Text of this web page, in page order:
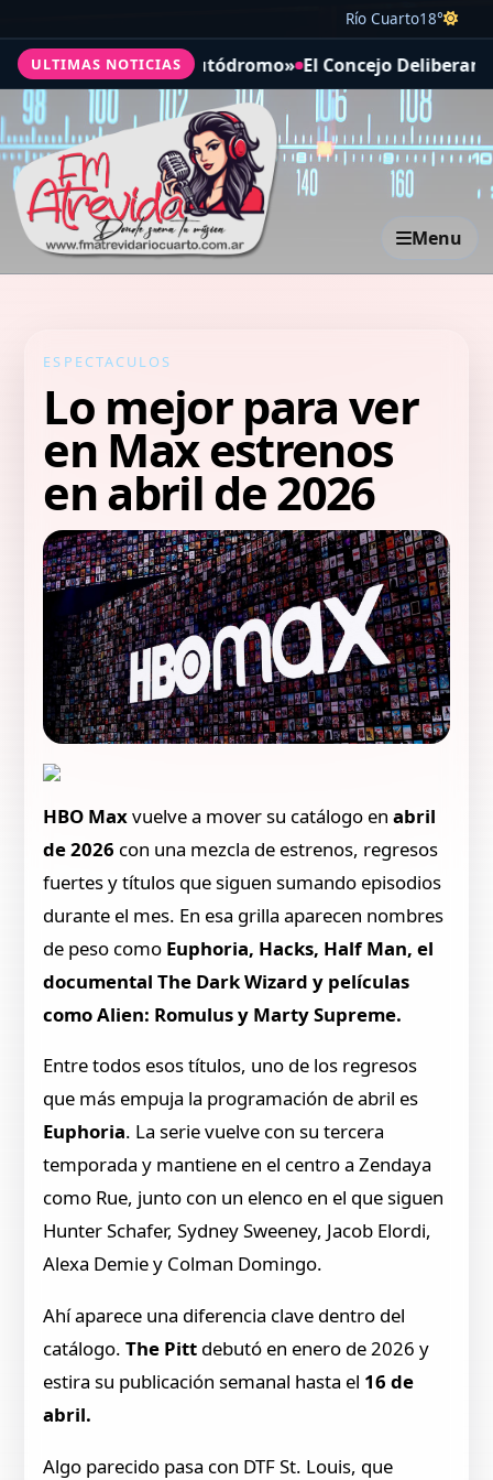
Río Cuarto18°
ULTIMAS NOTICIAS
Seguro en el Autódromo» El Concejo Deliberante
Menu
ESPECTACULOS
Lo mejor para ver
en Max estrenos
en abril de 2026
HBO Maxvuelve a mover su catálogo en abril
de 2026 con una mezcla de estrenos, regresos
fuertes y títulos que siguen sumando episodios
durante el mes. En esa grilla aparecen nombres
de peso como Euphoria, Hacks, Half Man, el
documental The Dark Wizard y películas
como Alien: Romulus y Marty Supreme.
Entre todos esos títulos, uno de los regresos
que más empuja la programación de abril es
Euphoria. La serie vuelve con su tercera
temporada y mantiene en el centro a Zendaya
como Rue, junto con un elenco en el que siguen
Hunter Schafer, Sydney Sweeney, Jacob Elordi,
Alexa Demie y Colman Domingo.
Ahí aparece una diferencia clave dentro del
catálogo.The Pitt debutó en enero de 2026 y
estira su publicación semanal hasta el 16 de
abril.
Algo parecido pasa con DTF St. Louis, que